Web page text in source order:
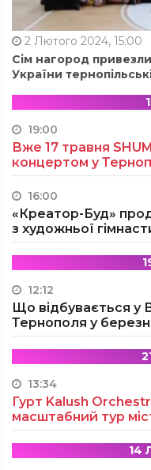
2 Лютого 2024, 15:00
Сім нагород
України
19:00
Вже 17 травня
концертом у
16:00
«Креатор-Буд»
з художньої
12:12
Що відбувається у
Тернополя у
13:34
Гурт Kalush
масштабний тур
14